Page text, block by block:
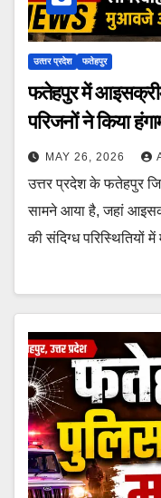
उत्‍तर प्रदेश फतेहपुर
फतेहपुर में आइसक्रीम
परिजनों ने किया
MAY 26, 2026
उत्तर प्रदेश के फतेहपुर
सामने आया है, जहां
की संदिग्ध परिस्थितियों